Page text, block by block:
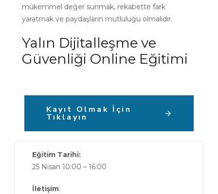
mükemmel değer sunmak, rekabette fark
yaratmak ve paydaşların mutluluğu olmalıdır.
Yalın Dijitalleşme ve
Güvenliği Online Eğitimi
Kayıt Olmak İçin
Tıklayın
Eğitim Tarihi:
25 Nisan 10:00 – 16:00
İletişim: